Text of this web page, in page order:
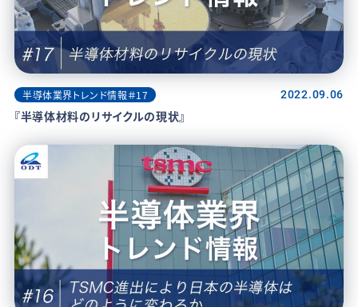
半導体業界トレンド情報＃17 2022.09.06
『半導体材料のリサイクルの現状』